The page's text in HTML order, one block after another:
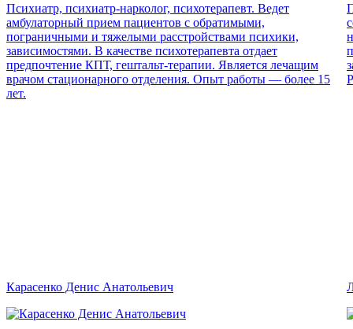
Психиатр, психиатр-нарколог, психотерапевт. Ведет
амбулаторный прием пациентов с обратимыми,
пограничными и тяжелыми расстройствами психики,
зависимостями. В качестве психотерапевта отдает
предпочтение КПТ, гештальт-терапии. Является лечащим
врачом стационарного отделения. Опыт работы — более 15
лет.
Карасенко Денис Анатольевич